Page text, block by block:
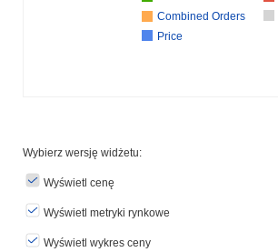
Combined Orders
Price
Wybierz wersję widżetu:
Wyświetl cenę
Wyświetl metryki rynkowe
Wyświetl wykres ceny